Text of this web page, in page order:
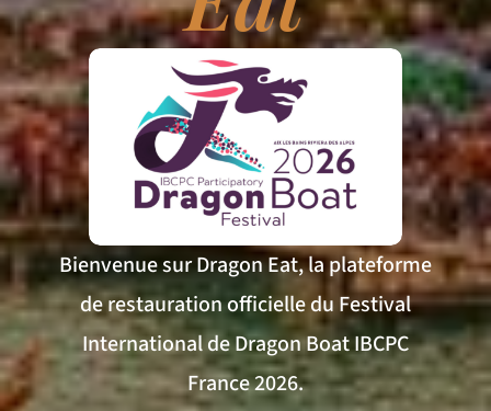
Bienvenue sur Dragon Eat, la plateforme
de restauration officielle du Festival
International de Dragon Boat IBCPC
France 2026.